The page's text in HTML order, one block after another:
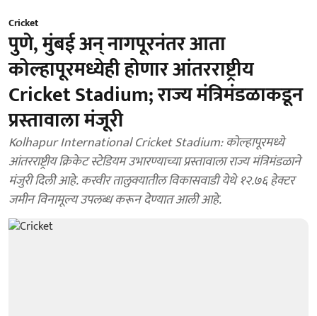
Cricket
पुणे, मुंबई अन् नागपूरनंतर आता
कोल्हापूरमध्येही होणार आंतरराष्ट्रीय
Cricket Stadium; राज्य मंत्रिमंडळाकडून
प्रस्तावाला मंजूरी
Kolhapur International Cricket Stadium: कोल्हापूरमध्ये
आंतरराष्ट्रीय क्रिकेट स्टेडियम उभारण्याच्या प्रस्तावाला राज्य मंत्रिमंडळाने
मंजुरी दिली आहे. करवीर तालुक्यातील विकासवाडी येथे १२.७६ हेक्टर
जमीन विनामूल्य उपलब्ध करून देण्यात आली आहे.